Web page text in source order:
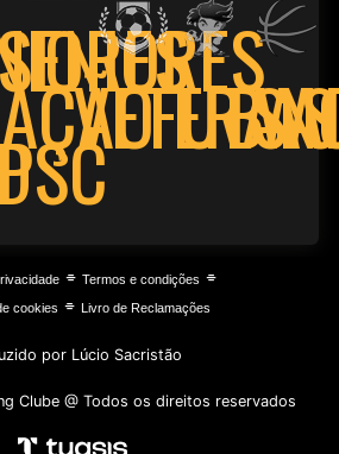
⌯ Termos e condições ⌯
cookies ⌯ Livro de Reclamações
por Lúcio Sacristão
Clube @ Todos os direitos reservados